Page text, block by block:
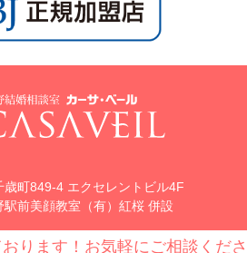
歳町849-4 エクセレントビル4F
駅前美顔教室（有）紅桜 併設
ります！お気軽にご相談くだ